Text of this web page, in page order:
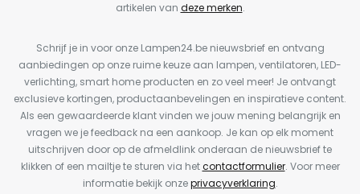
artikelen van deze merken.
Schrijf je in voor onze Lampen24.be nieuwsbrief en ontvang
aanbiedingen op onze ruime keuze aan lampen, ventilatoren, LED-
verlichting, smart home producten en zo veel meer! Je ontvangt
exclusieve kortingen, productaanbevelingen en inspiratieve content.
Als een gewaardeerde klant vinden we jouw mening belangrijk en
vragen we je feedback na een aankoop. Je kan op elk moment
uitschrijven door op de afmeldlink onderaan de nieuwsbrief te
klikken of een mailtje te sturen via hetcontactformulier. Voor meer
informatie bekijk onzeprivacyverklaring.